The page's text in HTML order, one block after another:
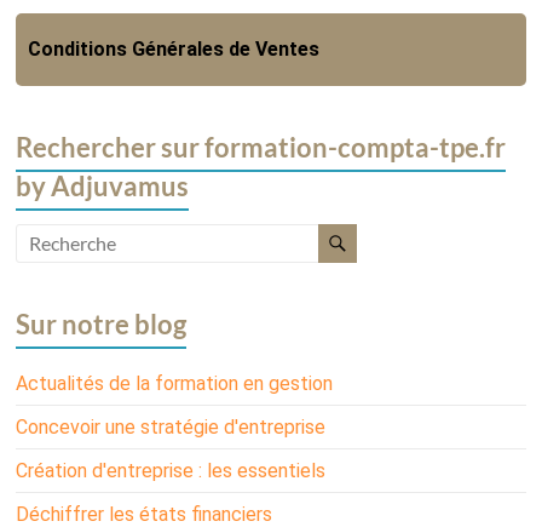
Conditions Générales de Ventes
Rechercher sur formation-compta-tpe.fr
by Adjuvamus
Sur notre blog
Actualités de la formation en gestion
Concevoir une stratégie d'entreprise
Création d'entreprise : les essentiels
Déchiffrer les états financiers